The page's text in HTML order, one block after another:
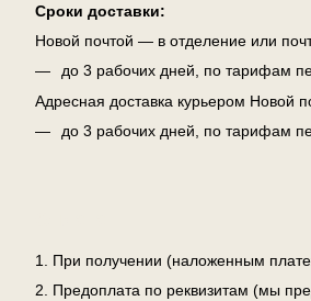
Сроки доставки:
Новой почтой — в отделение или
до 3 рабочих дней, по тарифам
Адресная доставка курьером Новой
до 3 рабочих дней, по тарифам
1. При получении (наложенным
2. Предоплата по реквизитам (мы